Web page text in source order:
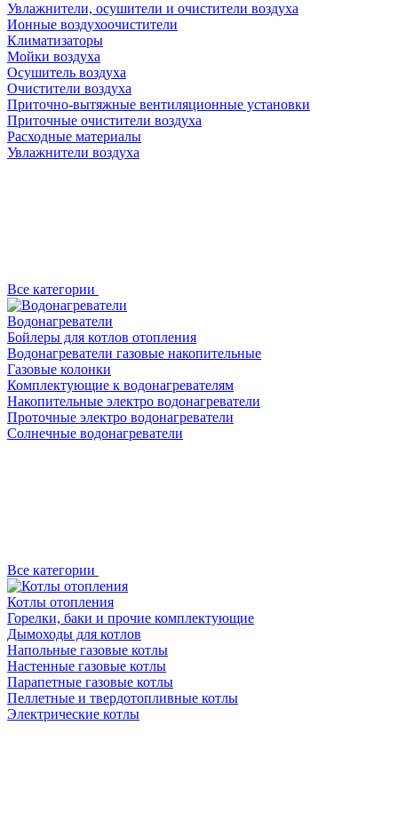
Увлажнители, осушители и очистители воздуха
Ионные воздухоочистители
Климатизаторы
Мойки воздуха
Осушитель воздуха
Очистители воздуха
Приточно-вытяжные вентиляционные установки
Приточные очистители воздуха
Расходные материалы
Увлажнители воздуха
Все категории
Водонагреватели
Бойлеры для котлов отопления
Водонагреватели газовые накопительные
Газовые колонки
Комплектующие к водонагревателям
Накопительные электро водонагреватели
Проточные электро водонагреватели
Солнечные водонагреватели
Все категории
Котлы отопления
Горелки, баки и прочие комплектующие
Дымоходы для котлов
Напольные газовые котлы
Настенные газовые котлы
Парапетные газовые котлы
Пеллетные и твердотопливные котлы
Электрические котлы